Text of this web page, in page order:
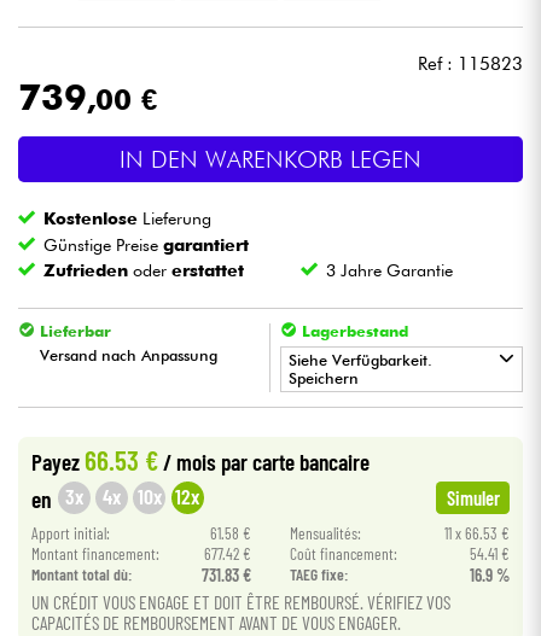
Licht
Blasinstrumente
Violinen & Quartett
Kabel & Zubehöre
HiFi
Bundle
Ref : 115823
739,00 €
IN DEN WARENKORB LEGEN
Kostenlose Lieferung
Günstige Preisegarantiert
Zufrieden odererstattet 3 Jahre Garantie
Lieferbar
Versand nach Anpassung
Lagerbestand
Siehe Verfügbarkeit.
Speichern
Payez66.53 € / mois par carte bancaire
en 3x 4x 10x 12x Simuler
Apport initial: 61.58 € Mensualités:
11 x 66.53 €
Montant financement:
677.42 € Coût financement:
54.41 €
Montant total dù:
731.83 € TAEG fixe: 16.9 %
UN CRÉDIT VOUS ENGAGE ET DOIT ÊTRE REMBOURSÉ. VÉRIFIEZ VOS
CAPACITÉS DE REMBOURSEMENT AVANT DE VOUS ENGAGER.